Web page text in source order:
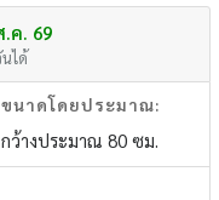
.ค. 69
ได้
ขนาดโดยประมาณ:
กว้างประมาณ 80 ซม.